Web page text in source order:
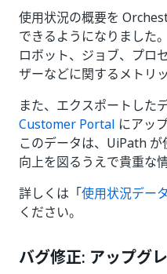
使用状況の概要を
できるようになりました
ロボット、ジョブ、プロ
ザーなどに関するメトリ
また、エクスポートした
Customer Portal にアッ
このデータは、UiPath
向上を図るうえで貴重な
詳しくは「使用状況デー
ください。
バグ修正: アップグ